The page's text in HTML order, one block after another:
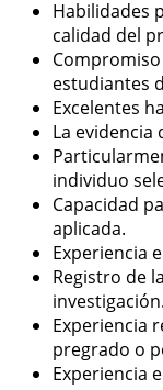
Habilidades
calidad del
estudiantes
Excelentes
La evidencia
individuo
Capacidad
aplicada.
Experiencia
Registro de
investigación.
Experiencia
pregrado o
Experiencia